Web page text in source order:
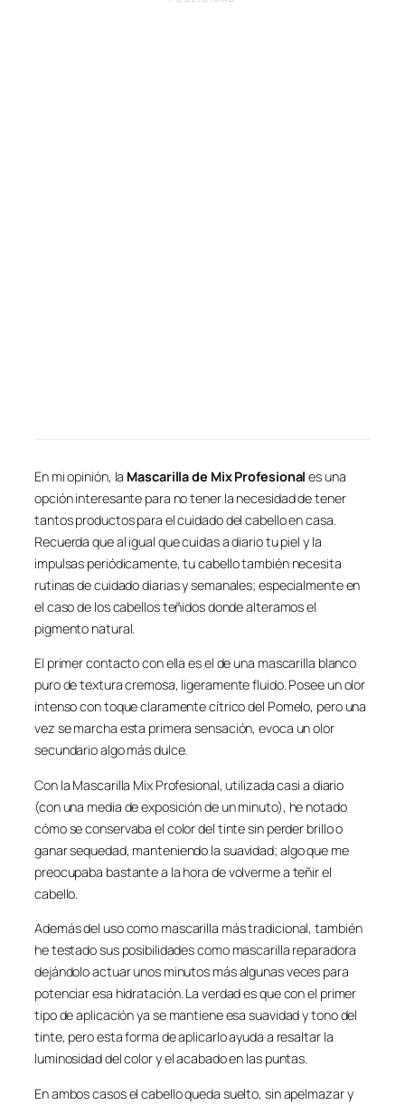
En mi opinión, la Mascarilla de Mix Profesional es una
opción interesante para no tener la necesidad de tener
tantos productos para el cuidado del cabello en casa.
Recuerda que al igual que cuidas a diario tu piel y la
impulsas periódicamente, tu cabello también necesita
rutinas de cuidado diarias y semanales; especialmente en
el caso de los cabellos teñidos donde alteramos el
pigmento natural.
El primer contacto con ella es el de una mascarilla blanco
puro de textura cremosa, ligeramente fluido. Posee un olor
intenso con toque claramente cítrico del Pomelo, pero una
vez se marcha esta primera sensación, evoca un olor
secundario algo más dulce.
Con la Mascarilla Mix Profesional, utilizada casi a diario
(con una media de exposición de un minuto), he notado
cómo se conservaba el color del tinte sin perder brillo o
ganar sequedad, manteniendo la suavidad; algo que me
preocupaba bastante a la hora de volverme a teñir el
cabello.
Además del uso como mascarilla más tradicional, también
he testado sus posibilidades como mascarilla reparadora
dejándolo actuar unos minutos más algunas veces para
potenciar esa hidratación. La verdad es que con el primer
tipo de aplicación ya se mantiene esa suavidad y tono del
tinte, pero esta forma de aplicarlo ayuda a resaltar la
luminosidad del color y el acabado en las puntas.
En ambos casos el cabello queda suelto, sin apelmazar y